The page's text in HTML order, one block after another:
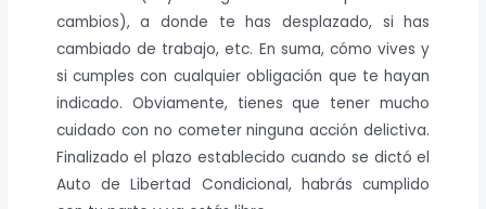
cambios), a donde te has desplazado, si has
cambiado de trabajo, etc. En suma, cómo vives y
si cumples con cualquier obligación que te hayan
indicado. Obviamente, tienes que tener mucho
cuidado con no cometer ninguna acción delictiva.
Finalizado el plazo establecido cuando se dictó el
Auto de Libertad Condicional, habrás cumplido